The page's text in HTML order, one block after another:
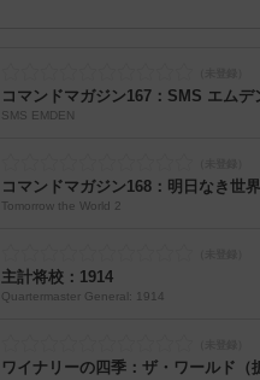
コマンドマガジン167：SMS エムデ
SMS EMDEN
コマンドマガジン168：明日なき世界
Tomorrow the World 2
主計将校：1914
Quartermaster General: 1914
ワイナリーの四季：ザ・ワールド（